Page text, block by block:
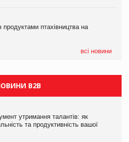
продуктами птахівництва на
всі новини
меню: у VARUS з’явилися
продуктами птахівництва на
B2B
утримання талантів: як
та продуктивність вашої